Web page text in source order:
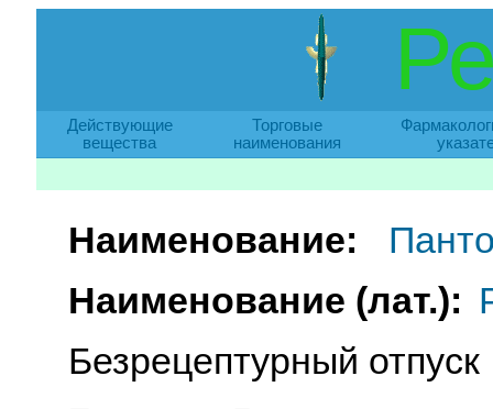
Действующие
вещества
Торговые
наименования
Наименование:
Наименование (лат.):
Безрецептурный отпуск